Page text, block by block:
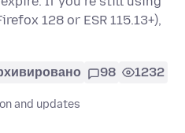
128 or ESR 115.13+),
98 1232
and updates